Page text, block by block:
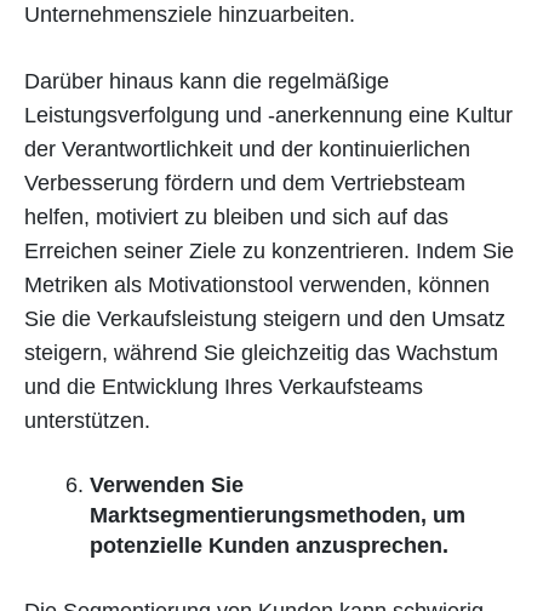
Unternehmensziele hinzuarbeiten.
Darüber hinaus kann die regelmäßige
Leistungsverfolgung und -anerkennung eine Kultur
der Verantwortlichkeit und der kontinuierlichen
Verbesserung fördern und dem Vertriebsteam
helfen, motiviert zu bleiben und sich auf das
Erreichen seiner Ziele zu konzentrieren. Indem Sie
Metriken als Motivationstool verwenden, können
Sie die Verkaufsleistung steigern und den Umsatz
steigern, während Sie gleichzeitig das Wachstum
und die Entwicklung Ihres Verkaufsteams
unterstützen.
Verwenden Sie
Marktsegmentierungsmethoden, um
potenzielle Kunden anzusprechen.